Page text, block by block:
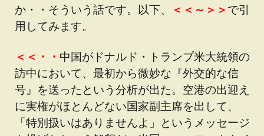
か・・そういう話です。以下、
＜＜～＞＞ で引
用してみます。
＜＜・・ 中国がドナルド・トランプ米大統領の
訪中において、最初から微妙な『外交的な信
号』を送ったという分析が出た。空港の出迎え
に実権がほとんどない国家副主席を出して、
「特別扱いはありませんよ」というメッセージ